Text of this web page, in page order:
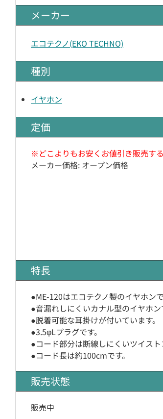
メーカー
エコテクノ(EKO TECHNO)
種別
イヤホン
定価
※どこよりもお安くお値引き販売す
メーカー価格: オープン価格
特長
●ME-120はエコテクノ製のイヤホンで
●音漏れしにくいカナル型のイヤホン
●脱着可能な耳掛けが付いています。
●3.5φLプラグです。
●コード部分は断線しにくいツイスト
●コード長は約100cmです。
販売状態
販売中